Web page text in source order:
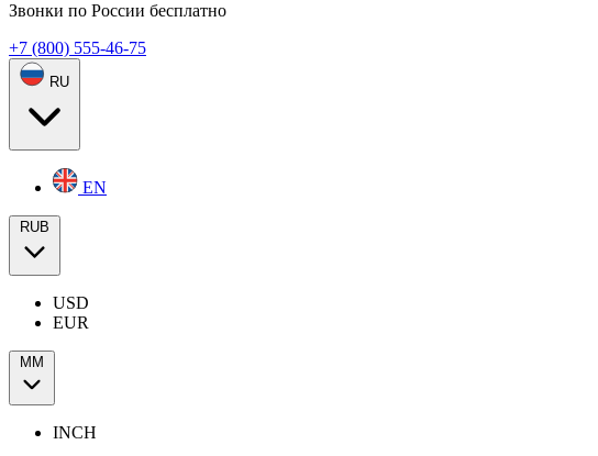
Звонки по России бесплатно
+7 (800) 555-46-75
RU
EN
RUB
USD
EUR
ММ
INCH